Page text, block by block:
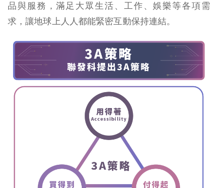
品與服務，滿足大眾生活、工作、娛樂等各項需
求，讓地球上人人都能緊密互動保持連結。